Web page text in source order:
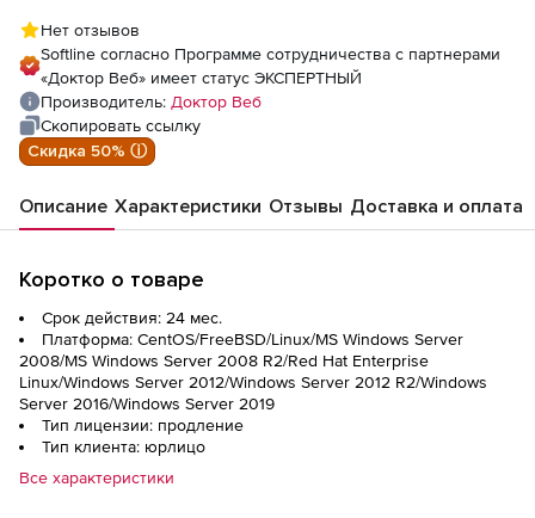
Нет отзывов
Softline согласно Программе сотрудничества с партнерами
«Доктор Веб» имеет статус ЭКСПЕРТНЫЙ
Производитель: Доктор Веб
Скопировать ссылку
Скидка 50% ⓘ
Описание Характеристики Отзывы Доставка и оплата
Коротко о товаре
Срок действия: 24 мес.
Платформа: CentOS/FreeBSD/Linux/MS Windows Server
2008/MS Windows Server 2008 R2/Red Hat Enterprise
Linux/Windows Server 2012/Windows Server 2012 R2/Windows
Server 2016/Windows Server 2019
Тип лицензии: продление
Тип клиента: юрлицо
Все характеристики